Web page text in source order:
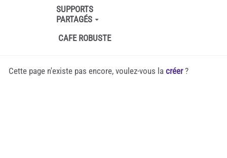
SUPPORTS
PARTAGÉS
CAFE ROBUSTE
Cette page n'existe pas encore, voulez-vous la créer?